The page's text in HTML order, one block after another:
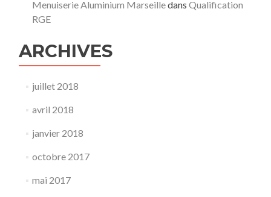
Menuiserie Aluminium Marseilledans Qualification
RGE
ARCHIVES
juillet 2018
avril 2018
janvier 2018
octobre 2017
mai 2017